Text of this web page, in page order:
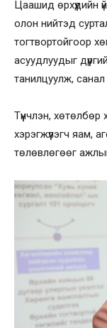
Цаашид өрхүүдийн
олон нийтэд
тогтвортойгоор
асуудлуудыг
танилцуулж,
Түүнчлэн, хөтөлбөр
хэрэгжүүлэгч яам,
төлөвлөгөөг